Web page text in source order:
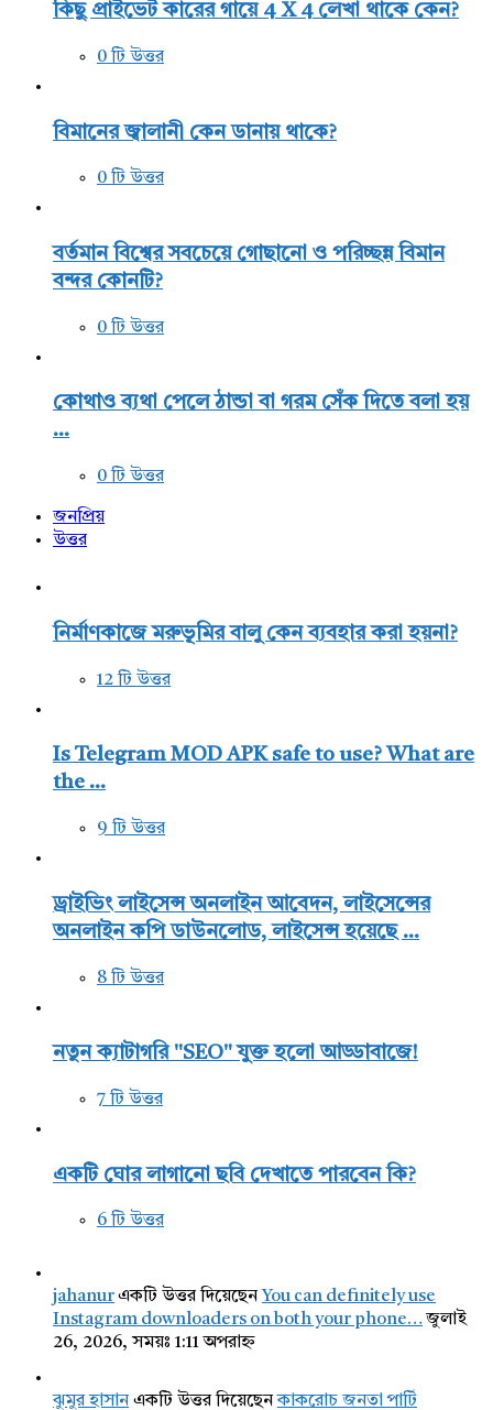
কিছু প্রাইভেট কারের গায়ে 4 X 4 লেখা থাকে কেন?
0 টি উত্তর
বিমানের জ্বালানী কেন ডানায় থাকে?
0 টি উত্তর
বর্তমান বিশ্বের সবচেয়ে গোছানো ও পরিচ্ছন্ন বিমান
বন্দর কোনটি?
0 টি উত্তর
কোথাও ব্যথা পেলে ঠান্ডা বা গরম সেঁক দিতে বলা হয়
...
0 টি উত্তর
জনপ্রিয়
উত্তর
নির্মাণকাজে মরুভূমির বালু কেন ব্যবহার করা হয়না?
12 টি উত্তর
Is Telegram MOD APK safe to use? What are
the ...
9 টি উত্তর
ড্রাইভিং লাইসেন্স অনলাইন আবেদন, লাইসেন্সের
অনলাইন কপি ডাউনলোড, লাইসেন্স হয়েছে ...
8 টি উত্তর
নতুন ক্যাটাগরি "SEO" যুক্ত হলো আড্ডাবাজে!
7 টি উত্তর
একটি ঘোর লাগানো ছবি দেখাতে পারবেন কি?
6 টি উত্তর
jahanurএকটি উত্তর দিয়েছেন You can definitely use
Instagram downloaders on both your phone… জুলাই
26, 2026, সময়ঃ 1:11 অপরাহ্ন
ঝুমুর হাসানএকটি উত্তর দিয়েছেনকাকরোচ জনতা পার্টি